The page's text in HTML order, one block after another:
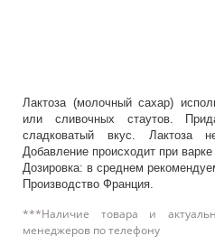
Лактоза (молочный сахар)
или сливочных стаутов.
сладковатый вкус. Лактоза
Добавление происходит при
Дозировка: в среднем
Производство Франция.
***Наличие товара и
менеджеров по телефону